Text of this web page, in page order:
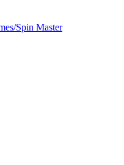
Spin Master